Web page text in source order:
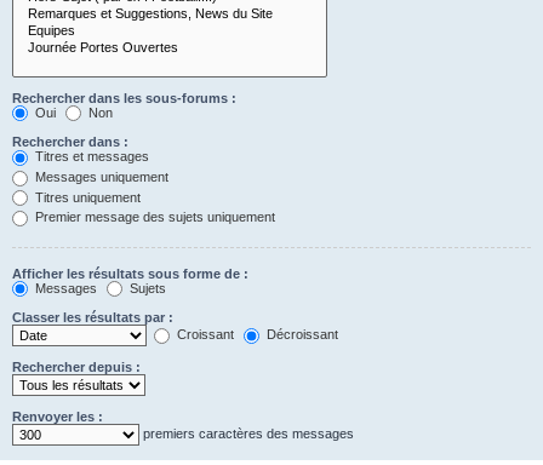
Rechercher dans les sous-forums :
Oui
Non
Rechercher dans :
Titres et messages
Messages uniquement
Titres uniquement
Premier message des sujets uniquement
Afficher les résultats sous forme de :
Messages
Sujets
Classer les résultats par :
Croissant
Décroissant
Rechercher depuis :
Renvoyer les :
premiers caractères des messages